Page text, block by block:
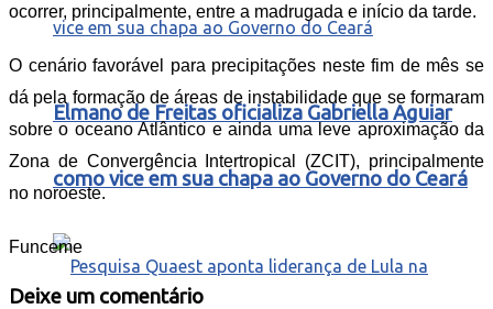
Elmano de Freitas oficializa Gabriella Aguiar
como vice em sua chapa ao Governo do Ceará
ocorrer, principalmente, entre a madrugada e início da tarde.
O cenário favorável para precipitações neste fim de mês se
dá pela formação de áreas de instabilidade que se formaram
sobre o oceano Atlântico e ainda uma leve aproximação da
Zona de Convergência Intertropical (ZCIT), principalmente
no noroeste.
Funceme
Deixe um comentário